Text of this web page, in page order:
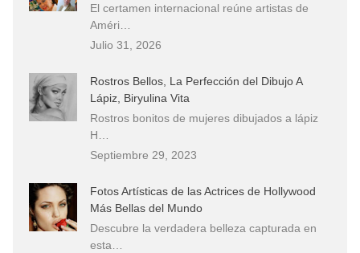
El certamen internacional reúne artistas de
Améri…
Julio 31, 2026
Rostros Bellos, La Perfección del Dibujo A
Lápiz, Biryulina Vita
Rostros bonitos de mujeres dibujados a lápiz
H…
Septiembre 29, 2023
Fotos Artísticas de las Actrices de Hollywood
Más Bellas del Mundo
Descubre la verdadera belleza capturada en
esta…